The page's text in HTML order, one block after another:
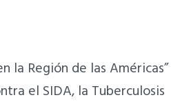
la Región de las Américas”
el SIDA, la Tuberculosis